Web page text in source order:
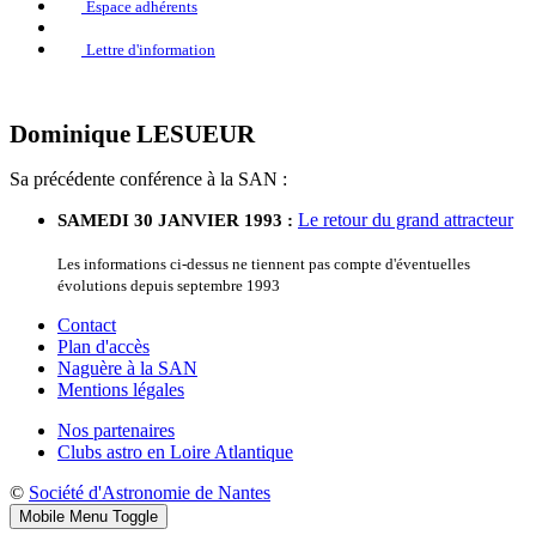
Espace adhérents
Lettre d'information
Dominique LESUEUR
Sa précédente conférence à la SAN :
SAMEDI 30 JANVIER 1993 : Le retour du grand attracteur
Les informations ci-dessus ne tiennent pas compte d'éventuelles
évolutions depuis septembre 1993
Contact
Plan d'accès
Naguère à la SAN
Mentions légales
Nos partenaires
Clubs astro en Loire Atlantique
© Société d'Astronomie de Nantes
Mobile Menu Toggle